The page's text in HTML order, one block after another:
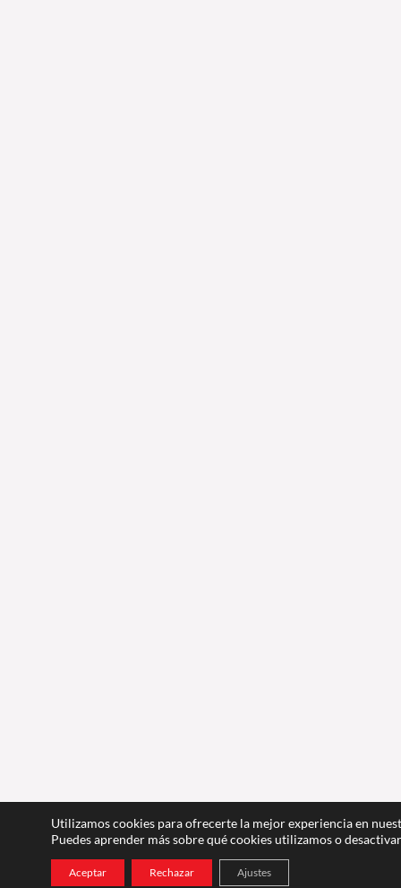
Utilizamos cookies para ofrecerte la mejor experiencia en
Puedes aprender más sobre qué cookies utilizamos o
Aceptar Rechazar Ajustes